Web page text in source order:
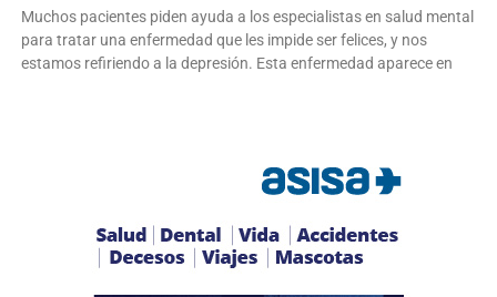
Muchos pacientes piden ayuda a los especialistas en salud mental
para tratar una enfermedad que les impide ser felices, y nos
estamos refiriendo a la depresión. Esta enfermedad aparece en